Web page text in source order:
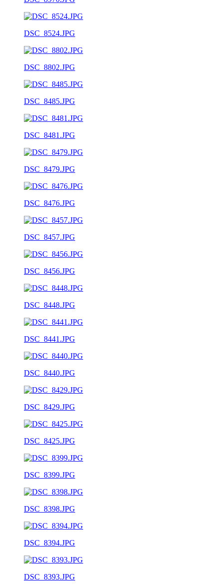
DSC_8524.JPG
DSC_8802.JPG
DSC_8485.JPG
DSC_8481.JPG
DSC_8479.JPG
DSC_8476.JPG
DSC_8457.JPG
DSC_8456.JPG
DSC_8448.JPG
DSC_8441.JPG
DSC_8440.JPG
DSC_8429.JPG
DSC_8425.JPG
DSC_8399.JPG
DSC_8398.JPG
DSC_8394.JPG
DSC_8393.JPG